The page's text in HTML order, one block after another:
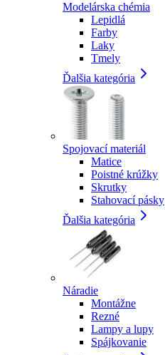
Modelárska chémia
Lepidlá
Farby
Laky
Tmely
Ďalšia kategória
Spojovací materiál
Matice
Poistné krúžky
Skrutky
Stahovací pásky
Ďalšia kategória
Náradie
Montážne
Rezné
Lampy a lupy
Spájkovanie